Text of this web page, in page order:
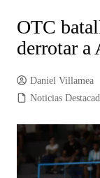
OTC
derrotar a
Daniel Villamea
Noticias